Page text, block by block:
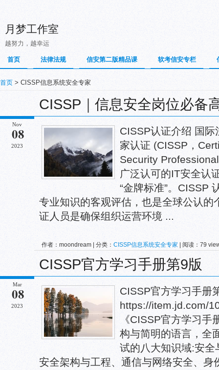
月梦工作室
越努力，越幸运
首页 法律法规 信安第二版精品课 软考信安专栏
首页 > CISSP信息系统安全专家
CISSP｜信息安全岗位必备
Nov
08
2023
CISSP认证介绍 国
家认证 (CISSP，
Security
广泛认可的IT安全认
“金牌标准”。CISSP
专业知识的客观评估，也是全球公认的
证人员是确保组织运营环境 ...
作者：moondream | 分类： CISSP信息系统安全专家 | 阅读：79
CISSP官方学习手册第9版
Mar
08
2023
CISSP官方学习手册
https://item.jd.com/
《CISSP官方学习
构与简明的语言，全
试的八大知识域:安
安全架构与工程、通信与网络安全、身